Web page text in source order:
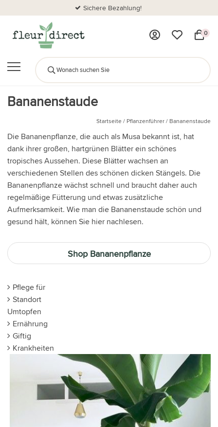
Sichere Bezahlung!
0
Bananenstaude
Startseite/ Pflanzenführer/ Bananenstaude
Die Bananenpflanze, die auch als Musa bekannt ist, hat
dank ihrer großen, hartgrünen Blätter ein schönes
tropisches Aussehen. Diese Blätter wachsen an
verschiedenen Stellen des schönen dicken Stängels. Die
Bananenpflanze wächst schnell und braucht daher auch
regelmäßige Fütterung und etwas zusätzliche
Aufmerksamkeit. Wie man die Bananenstaude schön und
gesund hält, können Sie hier nachlesen.
Shop Bananenpflanze
Pflege für
Standort
Umtopfen
Ernährung
Giftig
Krankheiten